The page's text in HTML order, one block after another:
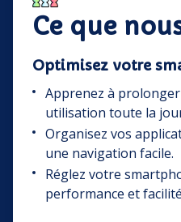
Ce que
Optimisez votre
Apprenez à
utilisation toute la
Organisez vos
une navigation facile.
Réglez votre
performance et